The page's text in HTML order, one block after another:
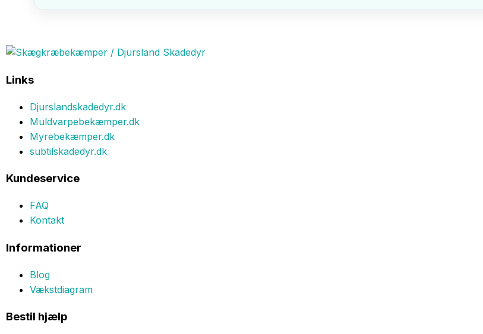
Links
Djurslandskadedyr.dk
Muldvarpebekæmper.dk
Myrebekæmper.dk
subtilskadedyr.dk
Kundeservice
FAQ
Kontakt
Informationer
Blog
Vækstdiagram
Bestil hjælp